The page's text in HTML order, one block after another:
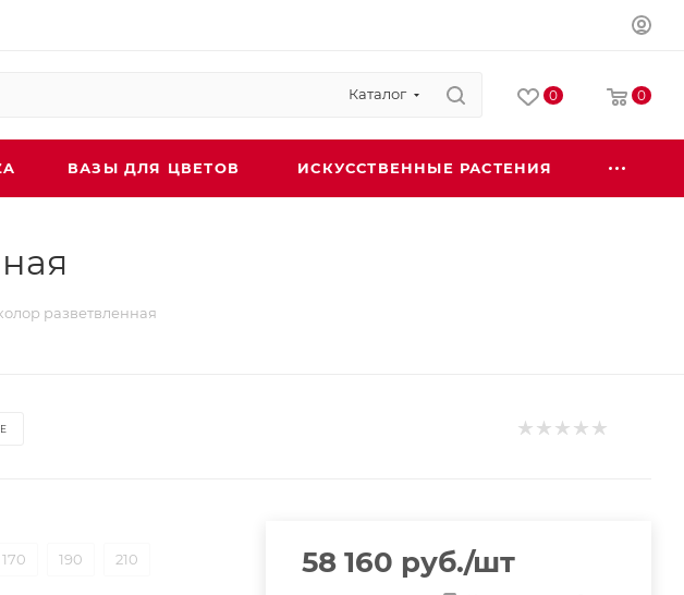
Каталог 0 0
ВАЗЫ ДЛЯ ЦВЕТОВ ИСКУССТВЕННЫЕ РАСТЕНИЯ
разветвленная
170 190 210 58 160 руб./шт